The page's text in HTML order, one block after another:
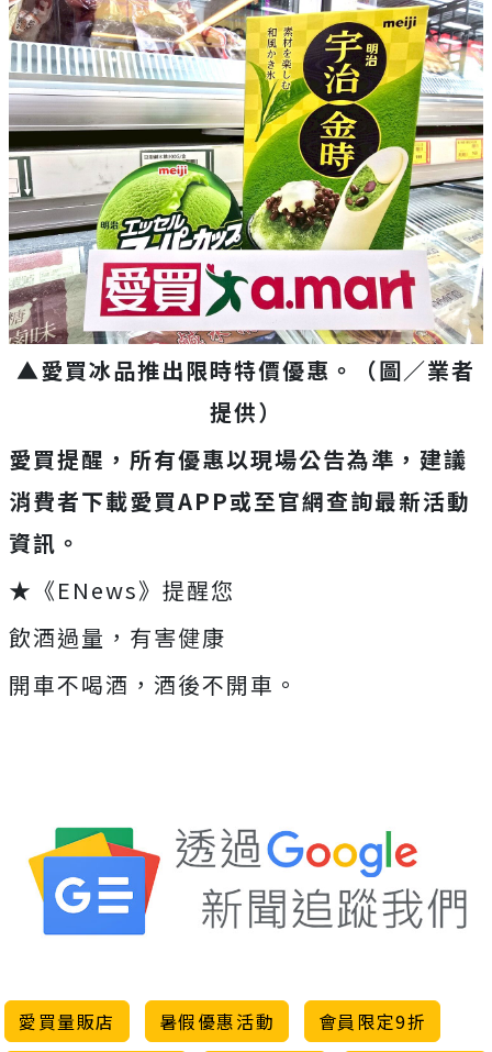
▲愛買冰品推出限時特價優惠。（圖／業者
提供）
愛買提醒，所有優惠以現場公告為準，建議
消費者下載愛買APP或至官網查詢最新活動
資訊。
★《ENews》提醒您
飲酒過量，有害健康
開車不喝酒，酒後不開車。
愛買量販店 暑假優惠活動
會員限定9折